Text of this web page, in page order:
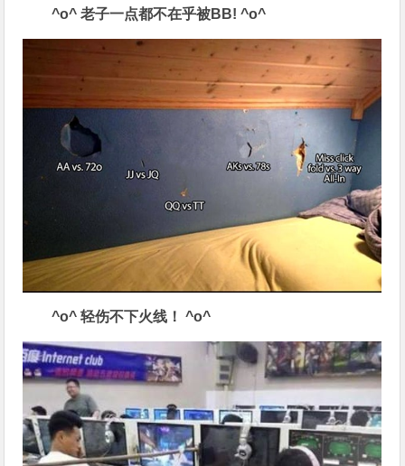
^o^老子一点都不在乎被BB! ^o^
^o^轻伤不下火线！ ^o^